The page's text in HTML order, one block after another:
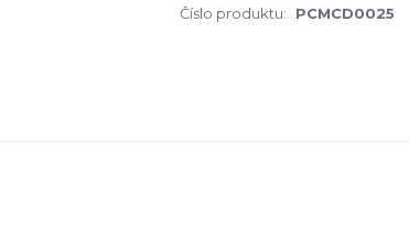
Číslo produktu: PCMCD0025